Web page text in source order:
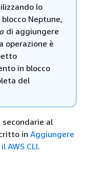
lo
Neptune,
di aggiungere
operazione è
in blocco
del
secondarie al
in Aggiungere
AWS CLI.